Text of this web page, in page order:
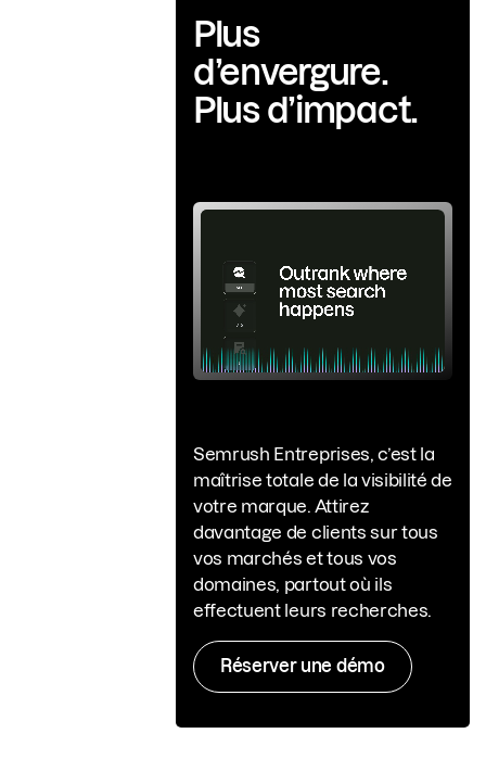
Plus
d’envergure.
Plus d’impact.
Semrush Entreprises, c’est la
maîtrise totale de la visibilité de
votre marque. Attirez
davantage de clients sur tous
vos marchés et tous vos
domaines, partout où ils
effectuent leurs recherches.
Réserver une démo